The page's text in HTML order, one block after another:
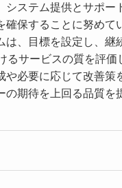
システム提供とサポー
確保することに努めて
は、目標を設定し、継
るサービスの質を評価
や必要に応じて改善策
の期待を上回る品質を